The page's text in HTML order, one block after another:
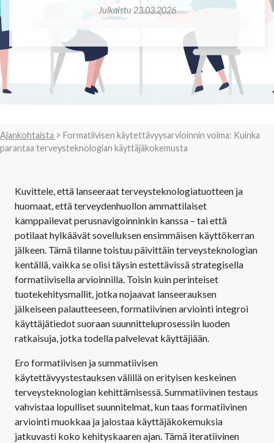
Julkaistu 23.03.2026
Ajankohtaista > Formatiivisen käytettävyysarvioinnin voima: Kuinka
parantaa terveysteknologian käyttäjäkokemusta
Kuvittele, että lanseeraat terveysteknologiatuotteen ja
huomaat, että terveydenhuollon ammattilaiset
kamppailevat perusnavigoinninkin kanssa – tai että
potilaat hylkäävät sovelluksen ensimmäisen käyttökerran
jälkeen. Tämä tilanne toistuu päivittäin terveysteknologian
kentällä, vaikka se olisi täysin estettävissä strategisella
formatiivisella arvioinnilla. Toisin kuin perinteiset
tuotekehitysmallit, jotka nojaavat lanseerauksen
jälkeiseen palautteeseen, formatiivinen arviointi integroi
käyttäjätiedot suoraan suunnitteluprosessiin luoden
ratkaisuja, jotka todella palvelevat käyttäjiään.
Ero formatiivisen ja summatiivisen
käytettävyystestauksen välillä on erityisen keskeinen
terveysteknologian kehittämisessä. Summatiivinen testaus
vahvistaa lopulliset suunnitelmat, kun taas formatiivinen
arviointi muokkaa ja jalostaa käyttäjäkokemuksia
jatkuvasti koko kehityskaaren ajan. Tämä iteratiivinen